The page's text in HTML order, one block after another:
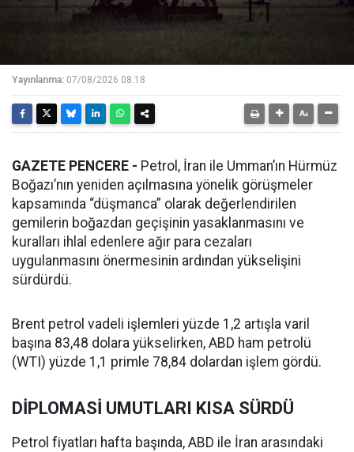
Yayınlanma: 07/08/2026 08:18
GAZETE PENCERE - Petrol, İran ile Umman’ın Hürmüz
Boğazı’nın yeniden açılmasına yönelik görüşmeler
kapsamında “düşmanca” olarak değerlendirilen
gemilerin boğazdan geçişinin yasaklanmasını ve
kuralları ihlal edenlere ağır para cezaları
uygulanmasını önermesinin ardından yükselişini
sürdürdü.
Brent petrol vadeli işlemleri yüzde 1,2 artışla varil
başına 83,48 dolara yükselirken, ABD ham petrolü
(WTI) yüzde 1,1 primle 78,84 dolardan işlem gördü.
DİPLOMASİ UMUTLARI KISA SÜRDÜ
Petrol fiyatları hafta başında, ABD ile İran arasındaki